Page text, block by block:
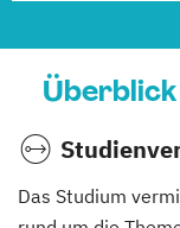
Das Studium